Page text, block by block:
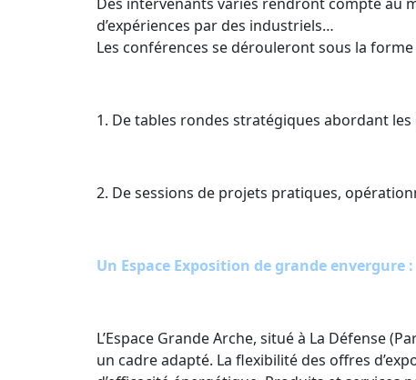
d’expériences par des industriels…
Les conférences se dérouleront sous la forme
1. De tables rondes stratégiques abordant
2. De sessions de projets pratiques,
Un Espace Exposition de grande envergure :
L’Espace Grande Arche, situé à La Défense
un cadre adapté. La flexibilité des offres